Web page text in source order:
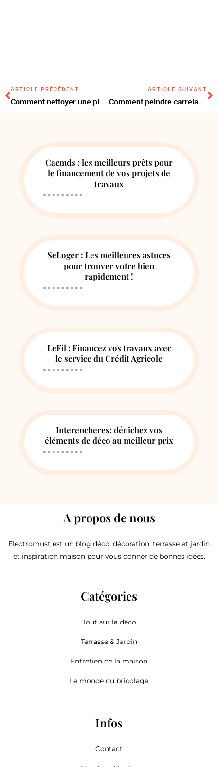
ARTICLE PRÉCÉDENT
Comment nettoyer une plaque vitrocéramique : les meilleures astuces
ARTICLE SUIVANT
Comment peindre carrelage salle de bain ?
Cacmds : les meilleurs prêts pour
le financement de vos projets de
travaux
SeLoger : Les meilleures astuces
pour trouver votre bien
rapidement !
LeFil : Financez vos travaux avec
le service du Crédit Agricole
Interencheres: dénichez vos
éléments de déco au meilleur prix
A propos de nous
Electromust est un blog déco, décoration, terrasse et jardin
et inspiration maison pour vous donner de bonnes idées.
Catégories
Tout sur la déco
Terrasse & Jardin
Entretien de la maison
Le monde du bricolage
Infos
Contact